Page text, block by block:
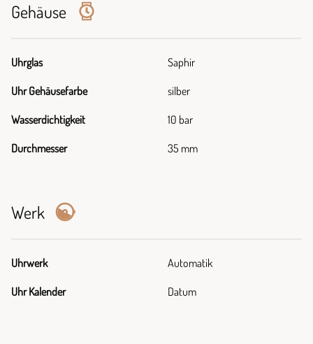
Gehäuse
Uhrglas Saphir
Uhr Gehäusefarbe silber
Wasserdichtigkeit 10 bar
Durchmesser 35 mm
Werk
Uhrwerk Automatik
Uhr Kalender Datum